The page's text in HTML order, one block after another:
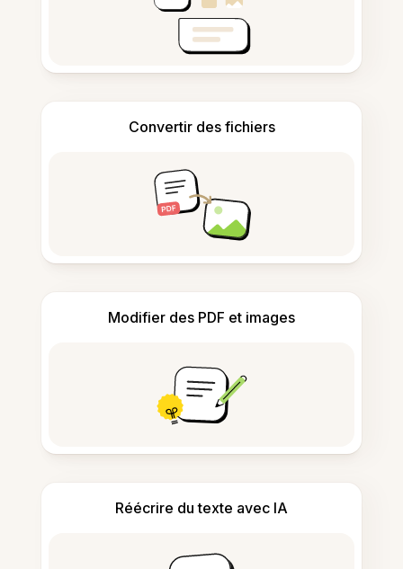
Convertir des fichiers
Modifier des PDF et images
Réécrire du texte avec IA